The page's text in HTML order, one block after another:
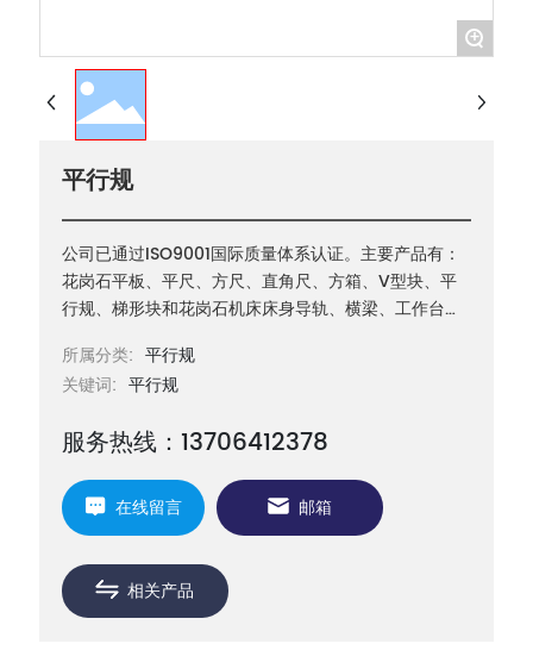
+
平行规
公司已通过ISO9001国际质量体系认证。主要产品有：
花岗石平板、平尺、方尺、直角尺、方箱、V型块、平
行规、梯形块和花岗石机床床身导轨、横梁、工作台等
所属分类: 平行规
关键词: 平行规
服务热线：13706412378
在线留言 邮箱
相关产品